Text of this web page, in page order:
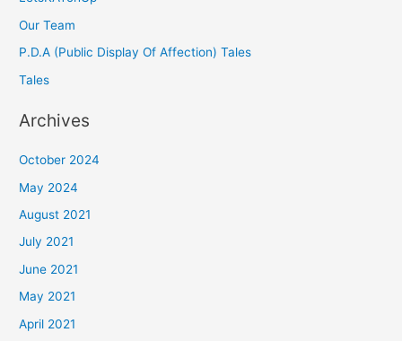
Our Team
P.D.A (Public Display Of Affection) Tales
Tales
Archives
October 2024
May 2024
August 2021
July 2021
June 2021
May 2021
April 2021